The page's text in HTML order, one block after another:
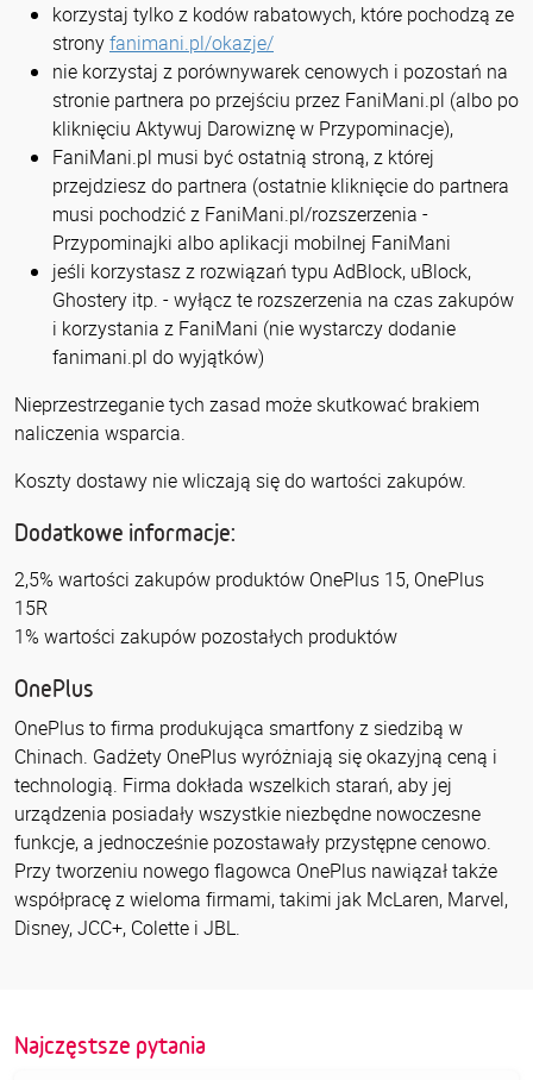
korzystaj tylko z kodów rabatowych, które pochodzą ze
stronyfanimani.pl/okazje/
nie korzystaj z porównywarek cenowych i pozostań na
stronie partnera po przejściu przez FaniMani.pl (albo po
kliknięciu Aktywuj Darowiznę w Przypominacje),
FaniMani.pl musi być ostatnią stroną, z której
przejdziesz do partnera (ostatnie kliknięcie do partnera
musi pochodzić z FaniMani.pl/rozszerzenia -
Przypominajki albo aplikacji mobilnej FaniMani
jeśli korzystasz z rozwiązań typu AdBlock, uBlock,
Ghostery itp. - wyłącz te rozszerzenia na czas zakupów
i korzystania z FaniMani (nie wystarczy dodanie
fanimani.pl do wyjątków)
Nieprzestrzeganie tych zasad może skutkować brakiem
naliczenia wsparcia.
Koszty dostawy nie wliczają się do wartości zakupów.
Dodatkowe informacje:
2,5% wartości zakupów produktów OnePlus 15, OnePlus
15R
1% wartości zakupów pozostałych produktów
OnePlus
OnePlus to firma produkująca smartfony z siedzibą w
Chinach. Gadżety OnePlus wyróżniają się okazyjną ceną i
technologią. Firma dokłada wszelkich starań, aby jej
urządzenia posiadały wszystkie niezbędne nowoczesne
funkcje, a jednocześnie pozostawały przystępne cenowo.
Przy tworzeniu nowego flagowca OnePlus nawiązał także
współpracę z wieloma firmami, takimi jak McLaren, Marvel,
Disney, JCC+, Colette i JBL.
Najczęstsze pytania